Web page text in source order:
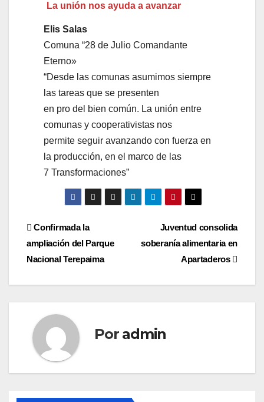
La unión nos ayuda a avanzar
Elis Salas
Comuna “28 de Julio Comandante
Eterno»
“Desde las comunas asumimos siempre
las tareas que se presenten
en pro del bien común. La unión entre
comunas y cooperativistas nos
permite seguir avanzando con fuerza en
la producción, en el marco de las
7 Transformaciones”
Navegación
de
entradas
Juventud consolida
soberanía alimentaria en
Apartaderos
Confirmada la
ampliación del Parque
Nacional Terepaima
Por admin